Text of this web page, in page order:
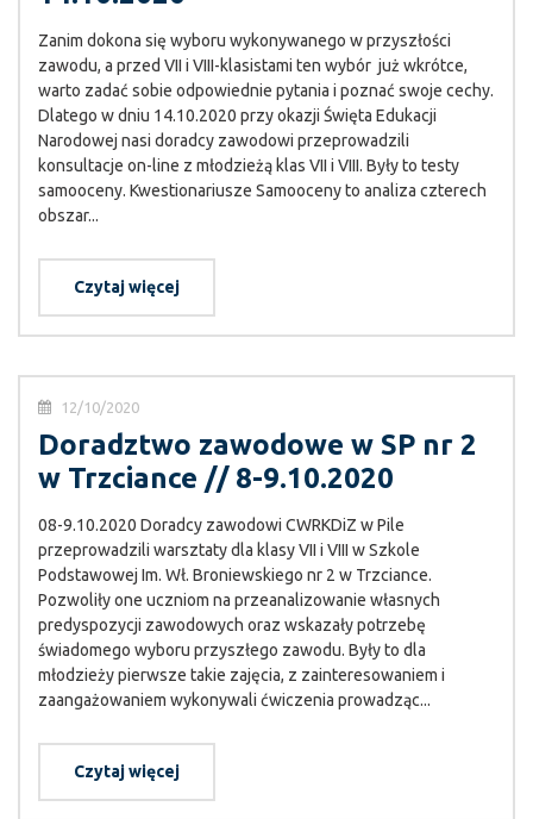
Zanim dokona się wyboru wykonywanego w przyszłości
zawodu, a przed VII i VIII-klasistami ten wybór już wkrótce,
warto zadać sobie odpowiednie pytania i poznać swoje cechy.
Dlatego w dniu 14.10.2020 przy okazji Święta Edukacji
Narodowej nasi doradcy zawodowi przeprowadzili
konsultacje on-line z młodzieżą klas VII i VIII. Były to testy
samooceny. Kwestionariusze Samooceny to analiza czterech
obszar...
Czytaj więcej
12/10/2020
Doradztwo zawodowe w SP nr 2
w Trzciance // 8-9.10.2020
08-9.10.2020 Doradcy zawodowi CWRKDiZ w Pile
przeprowadzili warsztaty dla klasy VII i VIII w Szkole
Podstawowej Im. Wł. Broniewskiego nr 2 w Trzciance.
Pozwoliły one uczniom na przeanalizowanie własnych
predyspozycji zawodowych oraz wskazały potrzebę
świadomego wyboru przyszłego zawodu. Były to dla
młodzieży pierwsze takie zajęcia, z zainteresowaniem i
zaangażowaniem wykonywali ćwiczenia prowadząc...
Czytaj więcej